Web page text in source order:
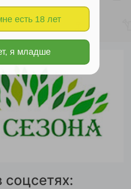
есть 18 лет
я младше